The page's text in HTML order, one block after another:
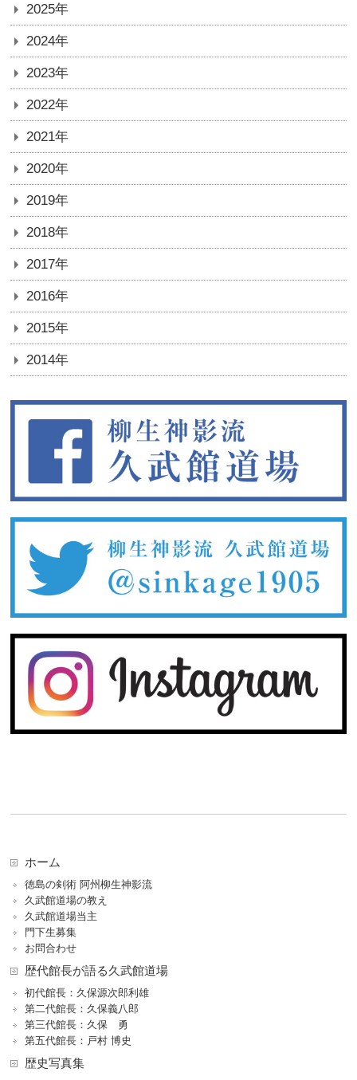
2025年
2024年
2023年
2022年
2021年
2020年
2019年
2018年
2017年
2016年
2015年
2014年
ホーム
徳島の剣術 阿州柳生神影流
久武館道場の教え
久武館道場当主
門下生募集
お問合わせ
歴代館長が語る久武館道場
初代館長：久保源次郎利雄
第二代館長：久保義八郎
第三代館長：久保 勇
第五代館長：戸村 博史
歴史写真集